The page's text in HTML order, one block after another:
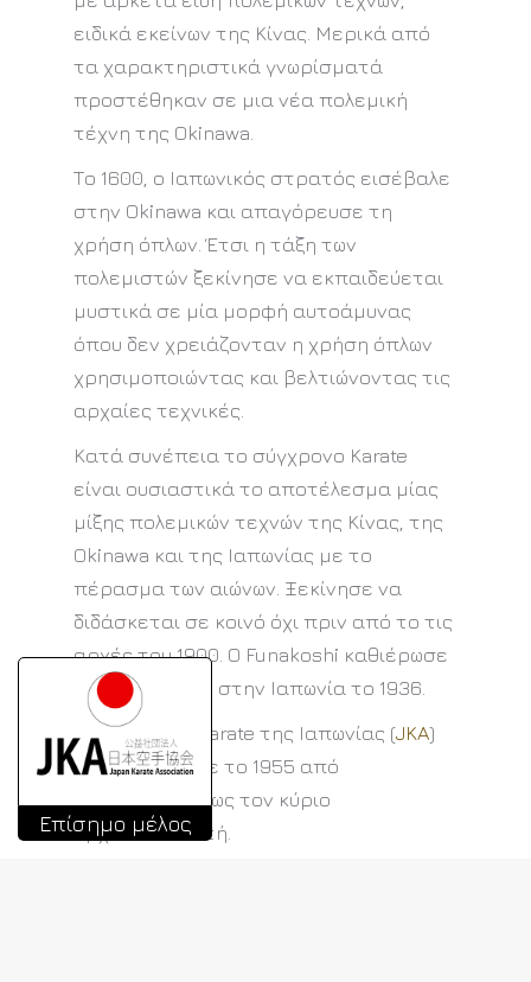
ειδικά εκείνων της Κίνας. Μερικά από
τα χαρακτηριστικά γνωρίσματά
προστέθηκαν σε μια νέα πολεμική
τέχνη της Okinawa.
Το 1600, ο Ιαπωνικός στρατός εισέβαλε
στην Okinawa και απαγόρευσε τη
χρήση όπλων. Έτσι η τάξη των
πολεμιστών ξεκίνησε να εκπαιδεύεται
μυστικά σε μία μορφή αυτοάμυνας
όπου δεν χρειάζονταν η χρήση όπλων
χρησιμοποιώντας και βελτιώνοντας τις
αρχαίες τεχνικές.
Κατά συνέπεια το σύγχρονο Karate
είναι ουσιαστικά το αποτέλεσμα μίας
μίξης πολεμικών τεχνών της Κίνας, της
Okinawa και της Ιαπωνίας με το
πέρασμα των αιώνων. Ξεκίνησε να
διδάσκεται σε κοινό όχι πριν από το τις
αρχές του 1900. Ο Funakoshi καθιέρωσε
το πρώτο Dojo στην Ιαπωνία το 1936.
Η Οργάνωση Karate της Ιαπωνίας (JKA)
δημιουργήθηκε το 1955 από
τονFunakoshiως τον κύριο
Αρχιεκπαιδευτή.
Επίσημο μέλος